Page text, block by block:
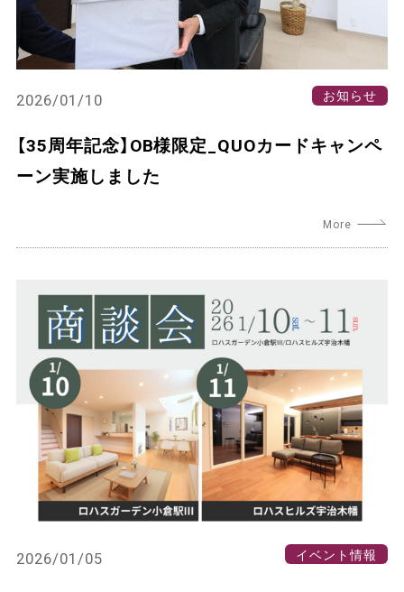
2026/01/10 お知らせ
【35周年記念】OB様限定_QUOカードキャンペ
ーン実施しました
2026/01/05 イベント情報